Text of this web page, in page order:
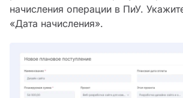
начисления операции в ПиУ.
«Дата начисления».